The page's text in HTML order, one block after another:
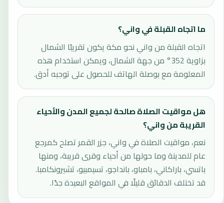
ما اتجاه القبلة في واني؟
اتجاه القبلة من واني نحو مكة يكون تقريبًا الشمال
بزاوية 352° من جهة الشمال، ويمكن استخدام هذه
المعلومة مع بوصلة الهاتف للحصول على توجيه أدق.
هل مواقيت الصلاة صالحة لجميع المدن والأحياء
القريبة من واني؟
نعم، مواقيت الصلاة في واني، جزر القمر تصلح كمرجع
عام للمدينة وما حولها من أحياء وقرى قريبة، ومنها
باتسي، باراكاني، بامباو، بانداجو، تسيمبيو، تشيرونكامبا.
قد تختلف الدقائق قليلًا في المواقع البعيدة جدًا.